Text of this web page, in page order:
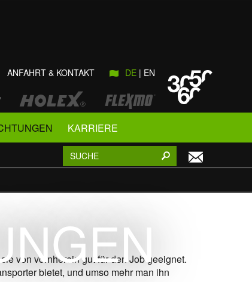
ANFAHRT & KONTAKT DE EN
KARRIERE
von vornherein gut für den Job geeignet.
bietet, und umso mehr man ihn